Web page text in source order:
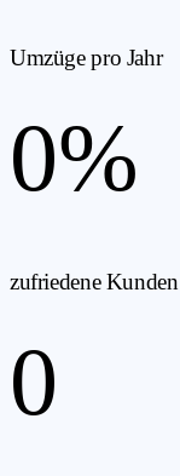
Umzüge pro Jahr
0%
zufriedene Kunden
0